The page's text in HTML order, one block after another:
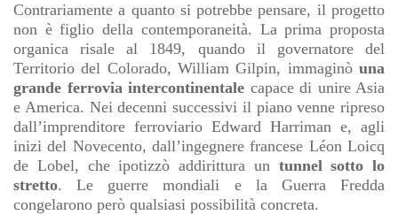
Contrariamente a quanto si potrebbe pensare, il progetto
non è figlio della contemporaneità. La prima proposta
organica risale al 1849, quando il governatore del
Territorio del Colorado, William Gilpin, immaginò una
grande ferrovia intercontinentale capace di unire Asia
e America. Nei decenni successivi il piano venne ripreso
dall’imprenditore ferroviario Edward Harriman e, agli
inizi del Novecento, dall’ingegnere francese Léon Loicq
de Lobel, che ipotizzò addirittura un tunnel sotto lo
stretto. Le guerre mondiali e la Guerra Fredda
congelarono però qualsiasi possibilità concreta.